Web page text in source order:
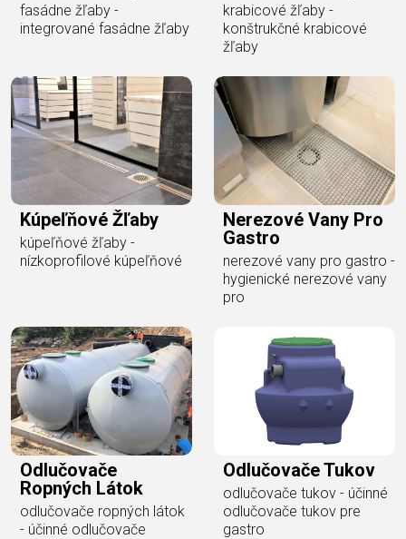
fasádne žľaby -
integrované fasádne žľaby
krabicové žľaby -
konštrukčné krabicové
žľaby
Kúpeľňové Žľaby
kúpeľňové žľaby -
nízkoprofilové kúpeľňové
Nerezové Vany Pro
Gastro
nerezové vany pro gastro -
hygienické nerezové vany
pro
Odlučovače
Ropných Látok
odlučovače ropných látok
- účinné odlučovače
Odlučovače Tukov
odlučovače tukov - účinné
odlučovače tukov pre
gastro